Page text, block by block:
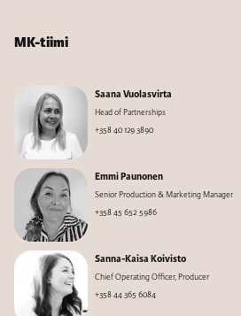
MK-tiimi
Saana Vuolasvirta
Head of Partnerships
+358 40 129 3890
Emmi Paunonen
Senior Production & Marketing Manager
+358 45 652 5986
Sanna-Kaisa Koivisto
Chief Operating Officer, Producer
+358 44 365 6084